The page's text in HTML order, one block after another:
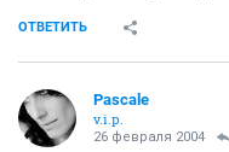
ОТВЕТИТЬ
Pascale
v.i.p.
26 февраля 2004